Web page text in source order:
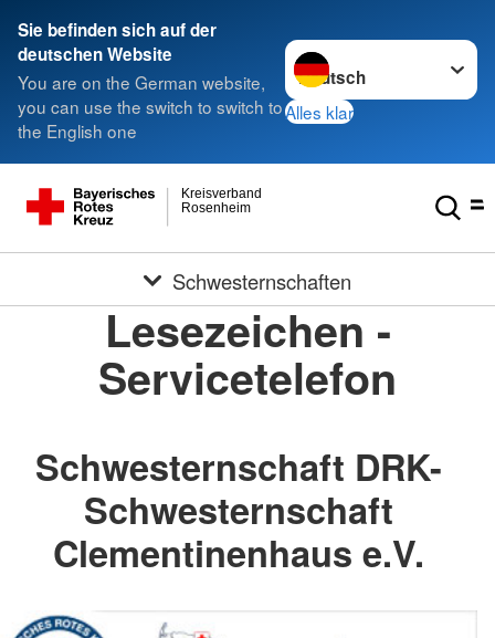
Sie befinden sich auf der
deutschen Website
You are on the German website,
you can use the switch to switch to
the English one
Sprache wechseln zu
Alles klar
Rosenheim
Kreisverband
Schwesternschaften
Lesezeichen -
Servicetelefon
Schwesternschaft DRK-
Schwesternschaft
Clementinenhaus e.V.